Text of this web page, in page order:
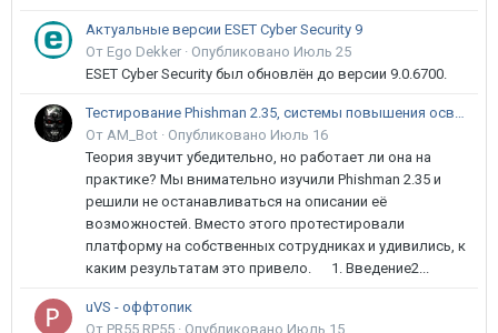
Актуальные версии ESET Cyber Security 9
От Ego Dekker · Опубликовано Июль 25
ESET Cyber Security был обновлён до версии 9.0.6700.
Тестирование Phishman 2.35, системы повышения осведомлённости пользователей в сфере ИБ
От AM_Bot · Опубликовано Июль 16
Теория звучит убедительно, но работает ли она на
практике? Мы внимательно изучили Phishman 2.35 и
решили не останавливаться на описании её
возможностей. Вместо этого протестировали
платформу на собственных сотрудниках и удивились, к
каким результатам это привело. 1. Введение2...
uVS - оффтопик
От PR55.RP55 · Опубликовано Июль 15